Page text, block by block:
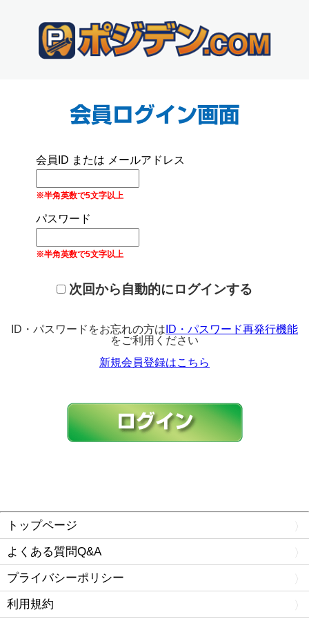
会員ID または メールアドレス
※半角英数で5文字以上
パスワード
※半角英数で5文字以上
次回から自動的にログインする
ID・パスワードをお忘れの方は ID・パスワード再発行機能
をご利用ください
新規会員登録はこちら
トップページ
よくある質問Q&A
プライバシーポリシー
利用規約